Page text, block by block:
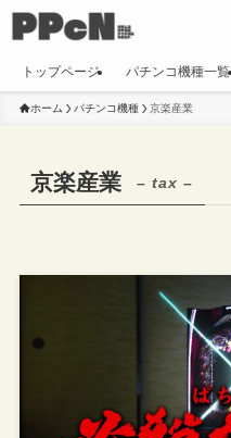
トップページ パチンコ機種一覧
ホーム パチンコ機種 京楽産業
京楽産業 – tax –